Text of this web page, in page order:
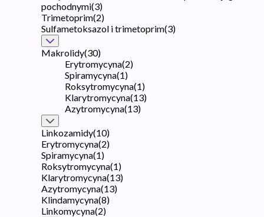
pochodnymi(3)
Trimetoprim(2)
Sulfametoksazol i trimetoprim(3)
Makrolidy(30)
Erytromycyna(2)
Spiramycyna(1)
Roksytromycyna(1)
Klarytromycyna(13)
Azytromycyna(13)
Linkozamidy(10)
Erytromycyna(2)
Spiramycyna(1)
Roksytromycyna(1)
Klarytromycyna(13)
Azytromycyna(13)
Klindamycyna(8)
Linkomycyna(2)